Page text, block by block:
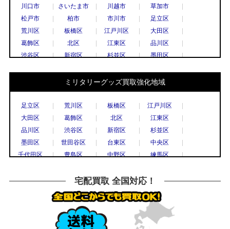
川口市 さいたま市 川越市
草加市
松戸市
柏市 市川市
足立区
荒川区
板橋区 江戸川区
大田区
葛飾区
北区 江東区
品川区
渋谷区
新宿区 杉並区
墨田区
中野区 練馬区
文京区
港区
目黒区 国立市
小金井市
国分寺市
小平市 立川市
調布市
西東京市
八王子市 東村山市
日野市
府中市
三鷹市 武蔵野市
上尾市
春日部市
久喜市 熊谷市
越谷市
秩父市
所沢市 戸田市
新座市
鎌倉市 川崎市
相模原市
横須賀市 横浜市
宇都宮市
高崎市 前橋市
古河市
水戸市
ミリタリーグッズ買取強化地域
足立区 荒川区 板橋区
江戸川区
大田区
葛飾区 北区
江東区
品川区
渋谷区 新宿区
杉並区
墨田区
世田谷区 台東区
中央区
千代田区
豊島区 中野区
練馬区
横浜市
川崎市 川口市
越谷市
戸田市 さいたま市
所沢市
市川市 柏市
松戸市
高崎市 小山市
宅配買取 全国対応！